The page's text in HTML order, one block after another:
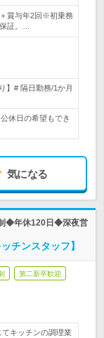
賞与年2回※初乗務
証。…
】# 隔日勤務/1か月
休日の希望もでき
気になる
◆年休120日◆深夜営
チンスタッフ】
第二新卒歓迎
てキッチンの調理業